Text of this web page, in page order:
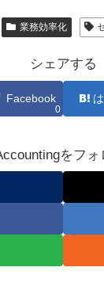
業務効率化
シェアする
Facebook
0
をフォ